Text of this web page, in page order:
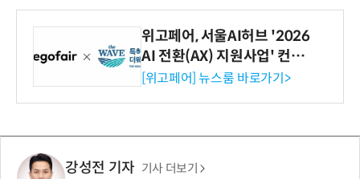
위고페어, 서울AI허브 '2026
AI 전환(AX) 지원사업' 컨소
시엄 선정
[위고페어] 뉴스룸 바로가기>
강성전 기자 기사 더보기